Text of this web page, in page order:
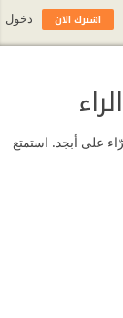
على أبجد. استمتع
اشترك الآن دخول